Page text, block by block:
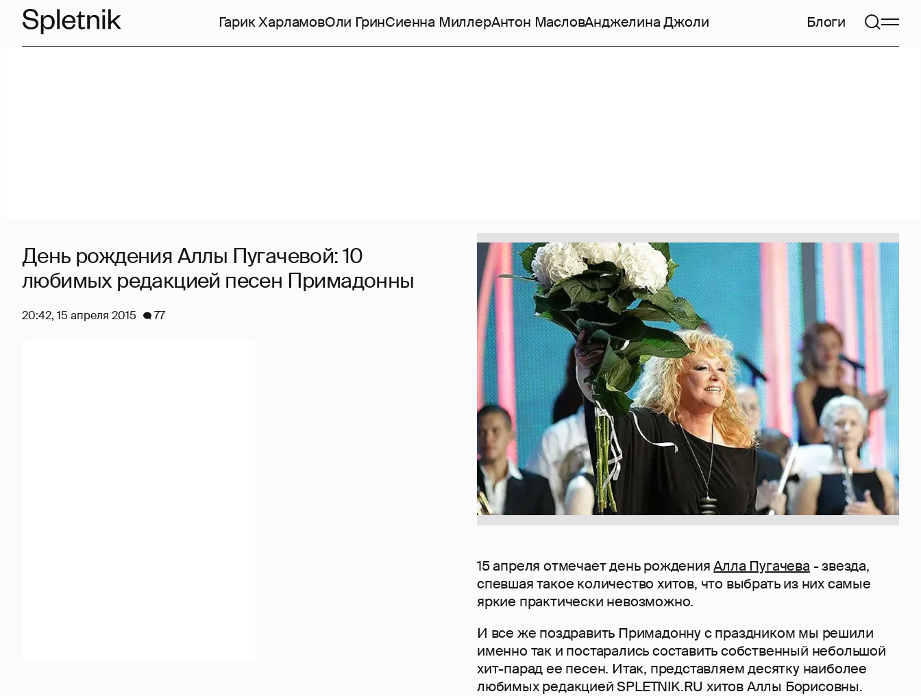
Гарик ХарламовОли ГринСиенна МиллерАнтон МасловАнджелина Джоли Блоги
15 апреля отмечает день рожденияАлла Пугачева - звезда,
спевшая такое количество хитов, что выбрать из них самые
яркие практически невозможно.
И все же поздравить Примадонну с праздником мы решили
именно так и постарались составить собственный небольшой
хит-парад ее песен. Итак, представляем десятку наиболее
любимых редакцией SPLETNIK.RU хитов Аллы Борисовны.
День рождения Аллы Пугачевой: 10
любимых редакцией песен Примадонны
20:42, 15 апреля 2015 77